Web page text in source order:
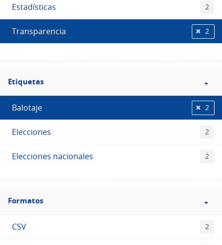
Estadísticas 2
Transparencia 2
Filtro
Etiquetas
Etiquetas
Balotaje 2
Elecciones 2
Elecciones nacionales 2
Filtro
Formatos
Formatos
CSV 2